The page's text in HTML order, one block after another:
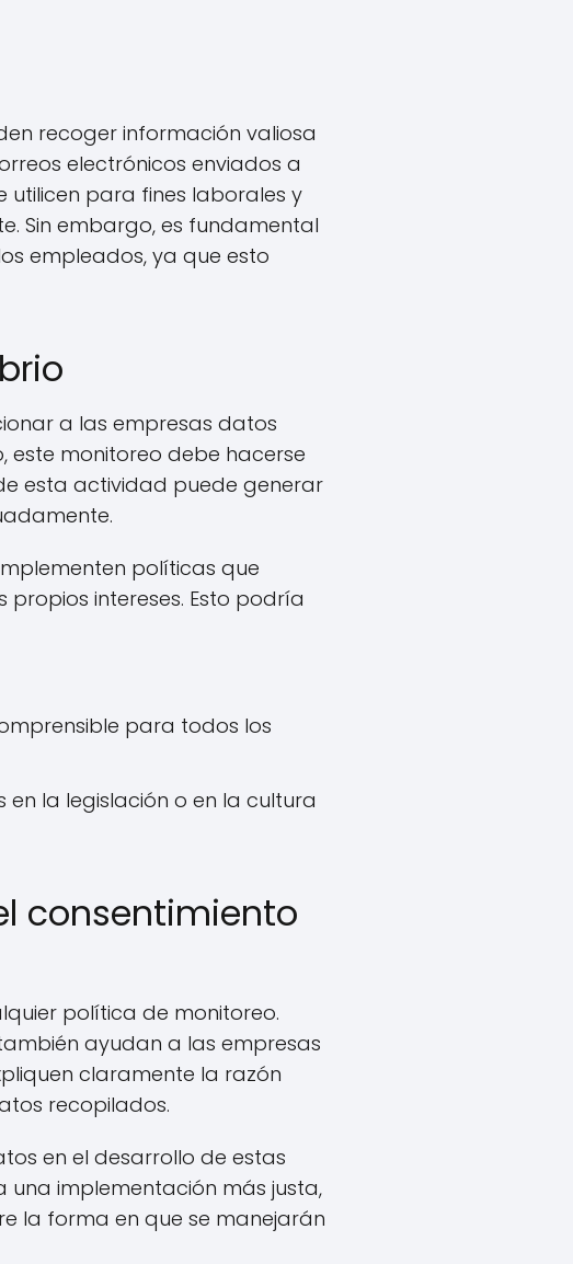
recoger información valiosa
electrónicos enviados a
para fines laborales y
Sin embargo, es fundamental
empleados, ya que esto
a las empresas datos
este monitoreo debe hacerse
esta actividad puede generar
políticas que
intereses. Esto podría
para todos los
la legislación o en la cultura
consentimiento
política de monitoreo.
ayudan a las empresas
claramente la razón
recopilados.
en el desarrollo de estas
una implementación más justa,
la forma en que se manejarán